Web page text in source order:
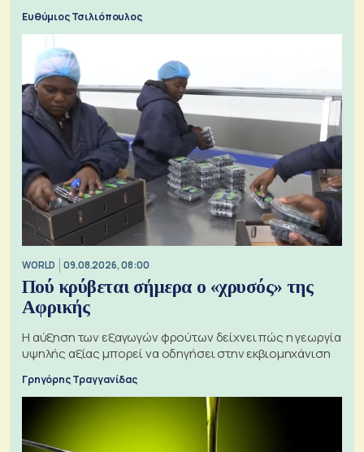
Ευθύμιος Τσιλιόπουλος
WORLD 09.08.2026, 08:00
Πού κρύβεται σήμερα ο «χρυσός» της
Αφρικής
Η αύξηση των εξαγωγών φρούτων δείχνει πώς η γεωργία
υψηλής αξίας μπορεί να οδηγήσει στην εκβιομηχάνιση
Γρηγόρης Τραγγανίδας